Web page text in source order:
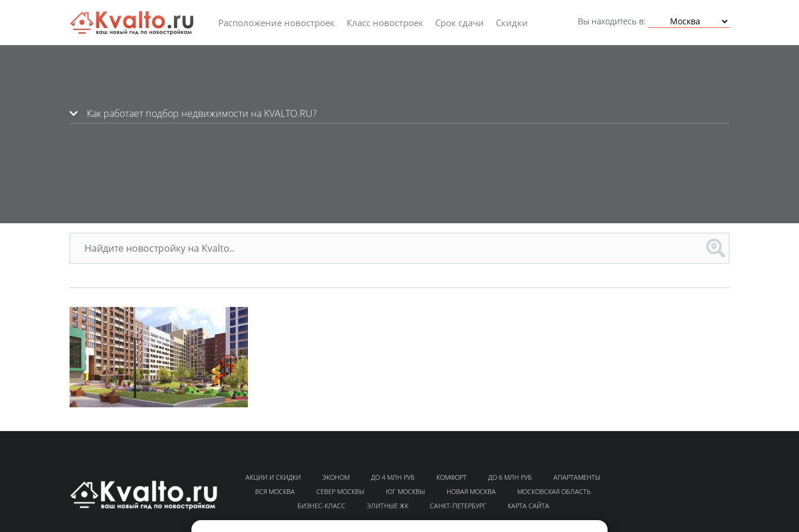
Расположение новостроек Класс новостроек Срок сдачи Скидки Вы находитесь в:
Как работает подбор недвижимости на KVALTO.RU?
АКЦИИ И СКИДКИ ЭКОНОМ ДО 4 МЛН РУБ КОМФОРТ ДО 6 МЛН РУБ
АПАРТАМЕНТЫ
ВСЯ МОСКВА
СЕВЕР МОСКВЫ ЮГ МОСКВЫ НОВАЯ МОСКВА
МОСКОВСКАЯ ОБЛАСТЬ
БИЗНЕС-КЛАСС
ЭЛИТНЫЕ ЖК САНКТ-ПЕТЕРБУРГ КАРТА САЙТА